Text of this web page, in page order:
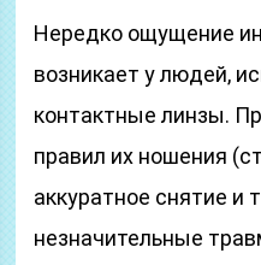
Нередко ощущение
возникает у людей,
контактные линзы.
правил их ношения
аккуратное снятие и
незначительные